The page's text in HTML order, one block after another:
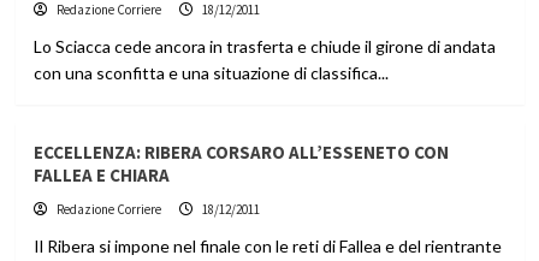
Redazione Corriere 18/12/2011
Lo Sciacca cede ancora in trasferta e chiude il girone di andata
con una sconfitta e una situazione di classifica...
ECCELLENZA: RIBERA CORSARO ALL’ESSENETO CON
FALLEA E CHIARA
Redazione Corriere 18/12/2011
Il Ribera si impone nel finale con le reti di Fallea e del rientrante